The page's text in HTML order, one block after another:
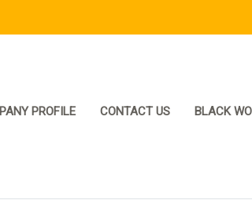
PROFILE CONTACT US BLACK